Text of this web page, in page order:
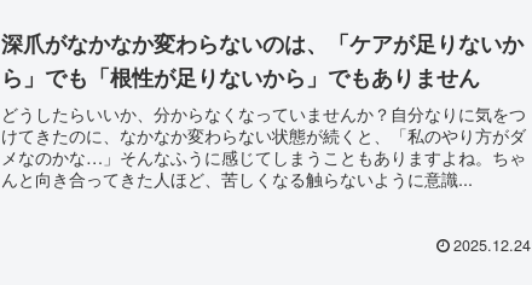
深爪がなかなか変わらないのは、「ケアが足りないか
ら」でも「根性が足りないから」でもありません
どうしたらいいか、分からなくなっていませんか？自分なりに気をつ
けてきたのに、なかなか変わらない状態が続くと、「私のやり方がダ
メなのかな…」そんなふうに感じてしまうこともありますよね。ちゃ
んと向き合ってきた人ほど、苦しくなる触らないように意識...
2025.12.24